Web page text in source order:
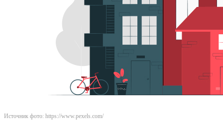
Источник фото: https://www.pexels.com/